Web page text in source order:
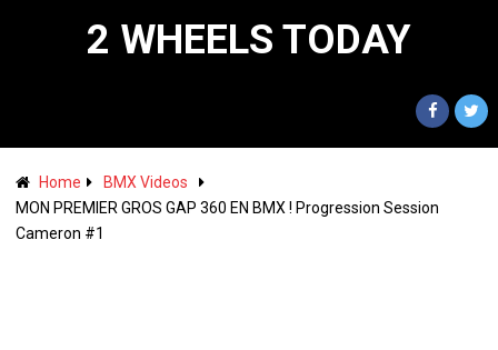
2 WHEELS TODAY
Home
BMX Videos
MON PREMIER GROS GAP 360 EN BMX ! Progression Session
Cameron #1